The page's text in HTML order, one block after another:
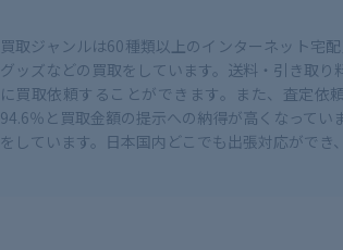
買取ジャンルは60種類以上のインターネット宅
グッズなどの買取をしています。送料・引き取
に買取依頼することができます。また、査定依
94.6％と買取金額の提示への納得が高くなって
をしています。日本国内どこでも出張対応がで